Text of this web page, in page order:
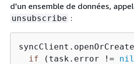
d'un ensemble de données,
unsubscribe :
if (task.error != nil